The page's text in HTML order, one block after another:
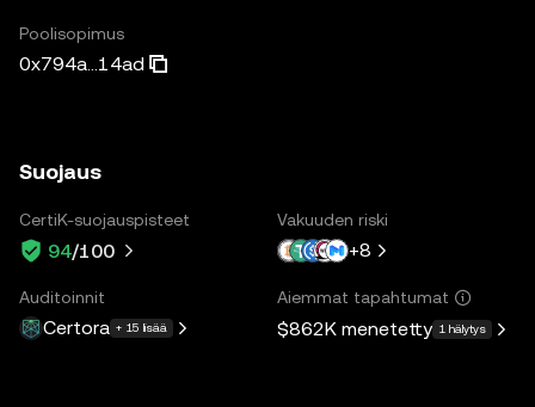
Poolisopimus
0x794a...14ad
Suojaus
CertiK-suojauspisteet
94/100
Vakuuden riski
+8
Auditoinnit
Certora + 15 lisää
Aiemmat tapahtumat
$862K menetetty 1 hälytys